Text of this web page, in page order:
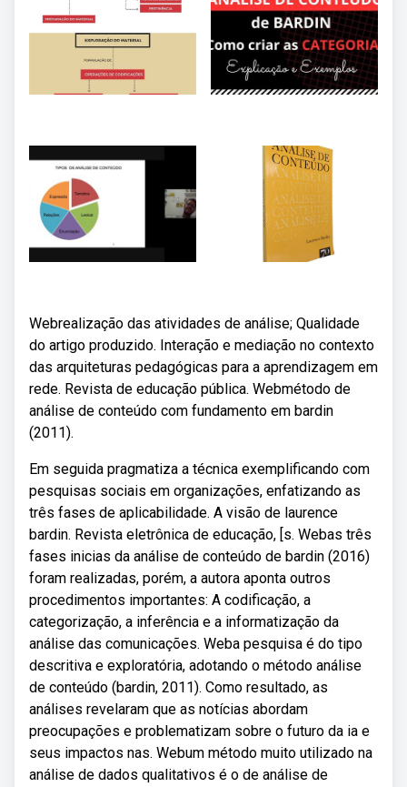
Webrealização das atividades de análise; Qualidade
do artigo produzido. Interação e mediação no contexto
das arquiteturas pedagógicas para a aprendizagem em
rede. Revista de educação pública. Webmétodo de
análise de conteúdo com fundamento em bardin
(2011).
Em seguida pragmatiza a técnica exemplificando com
pesquisas sociais em organizações, enfatizando as
três fases de aplicabilidade. A visão de laurence
bardin. Revista eletrônica de educação, [s. Webas três
fases inicias da análise de conteúdo de bardin (2016)
foram realizadas, porém, a autora aponta outros
procedimentos importantes: A codificação, a
categorização, a inferência e a informatização da
análise das comunicações. Weba pesquisa é do tipo
descritiva e exploratória, adotando o método análise
de conteúdo (bardin, 2011). Como resultado, as
análises revelaram que as notícias abordam
preocupações e problematizam sobre o futuro da ia e
seus impactos nas. Webum método muito utilizado na
análise de dados qualitativos é o de análise de